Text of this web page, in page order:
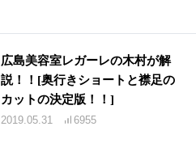
広島美容室レガーレの木村が解
説！！[奥行きショートと襟足の
カットの決定版！！]
2019.05.31 6955